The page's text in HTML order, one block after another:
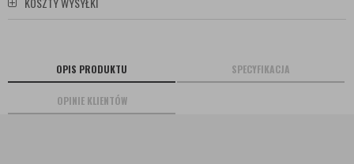
OPIS PRODUKTU SPECYFIKACJA
OPINIE KLIENTÓW